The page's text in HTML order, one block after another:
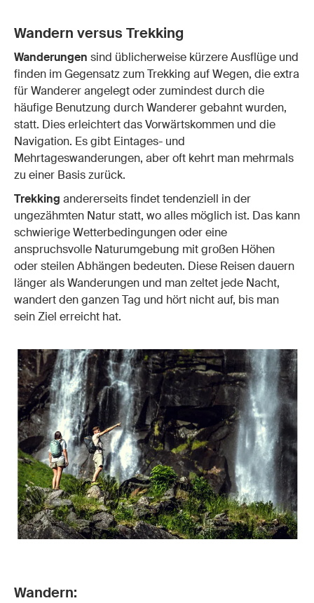
Wandern versus Trekking
Wanderungen sind üblicherweise kürzere Ausflüge und
finden im Gegensatz zum Trekking auf Wegen, die extra
für Wanderer angelegt oder zumindest durch die
häufige Benutzung durch Wanderer gebahnt wurden,
statt. Dies erleichtert das Vorwärtskommen und die
Navigation. Es gibt Eintages- und
Mehrtageswanderungen, aber oft kehrt man mehrmals
zu einer Basis zurück.
Trekking andererseits findet tendenziell in der
ungezähmten Natur statt, wo alles möglich ist. Das kann
schwierige Wetterbedingungen oder eine
anspruchsvolle Naturumgebung mit großen Höhen
oder steilen Abhängen bedeuten. Diese Reisen dauern
länger als Wanderungen und man zeltet jede Nacht,
wandert den ganzen Tag und hört nicht auf, bis man
sein Ziel erreicht hat.
Wandern: